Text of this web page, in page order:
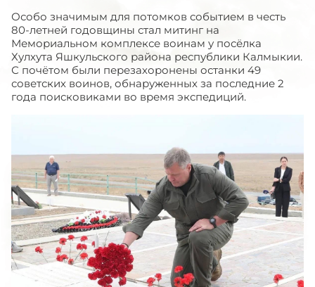
Особо значимым для потомков событием в честь
80-летней годовщины стал митинг на
Мемориальном комплексе воинам у посёлка
Хулхута Яшкульского района республики Калмыкии.
С почётом были перезахоронены останки 49
советских воинов, обнаруженных за последние 2
года поисковиками во время экспедиций.